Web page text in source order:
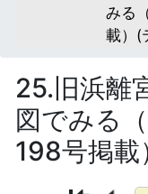
みる
載）(
25.旧浜離
図でみる
198号掲載